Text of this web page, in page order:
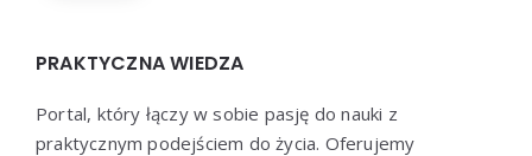
PRAKTYCZNA WIEDZA
Portal, który łączy w sobie pasję do nauki z
praktycznym podejściem do życia. Oferujemy